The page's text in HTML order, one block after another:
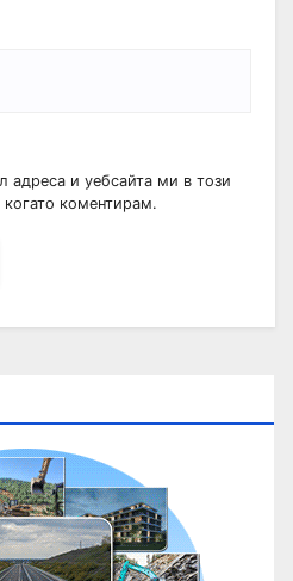
адреса и уебсайта ми в този
коментирам.